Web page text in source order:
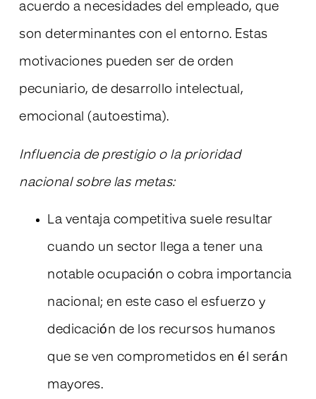
acuerdo a necesidades del empleado, que
son determinantes con el entorno. Estas
motivaciones pueden ser de orden
pecuniario, de desarrollo intelectual,
emocional (autoestima).
Influencia de prestigio o la prioridad
nacional sobre las metas:
La ventaja competitiva suele resultar
cuando un sector llega a tener una
notable ocupación o cobra importancia
nacional; en este caso el esfuerzo y
dedicación de los recursos humanos
que se ven comprometidos en él serán
mayores.